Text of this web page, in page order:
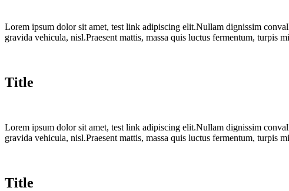
Lorem ipsum dolor sit amet, test link adipiscing elit.Nullam dignissim
gravida vehicula, nisl.Praesent mattis, massa quis luctus fermentum, turpis
Title
Lorem ipsum dolor sit amet, test link adipiscing elit.Nullam dignissim
gravida vehicula, nisl.Praesent mattis, massa quis luctus fermentum, turpis
Title